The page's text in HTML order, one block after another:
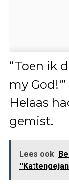
“Toen ik
my
Helaas
gemist.
Lees ook